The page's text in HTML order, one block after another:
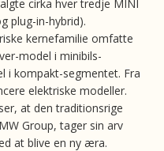
cirka hver tredje MINI
plug-in-hybrid).
kernefamilie omfatte
model i minibils-
i kompakt-segmentet. Fra
elektriske modeller.
at den traditionsrige
Group, tager sin arv
at blive en ny æra.